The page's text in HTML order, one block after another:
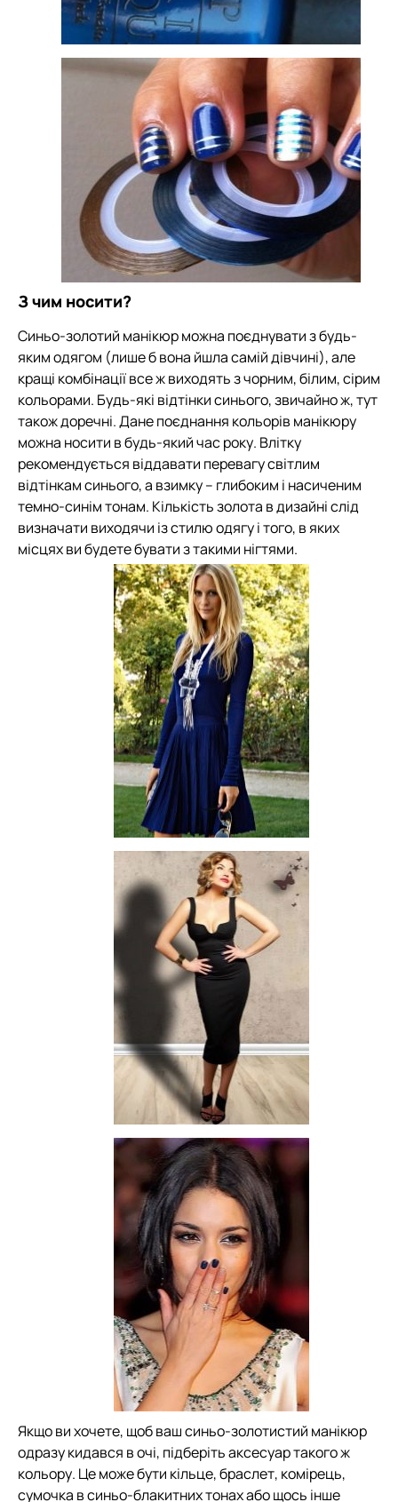
З чим носити?
Синьо-золотий манікюр можна поєднувати з будь-
яким одягом (лише б вона йшла самій дівчині), але
кращі комбінації все ж виходять з чорним, білим, сірим
кольорами. Будь-які відтінки синього, звичайно ж, тут
також доречні. Дане поєднання кольорів манікюру
можна носити в будь-який час року. Влітку
рекомендується віддавати перевагу світлим
відтінкам синього, а взимку – глибоким і насиченим
темно-синім тонам. Кількість золота в дизайні слід
визначати виходячи із стилю одягу і того, в яких
місцях ви будете бувати з такими нігтями.
Якщо ви хочете, щоб ваш синьо-золотистий манікюр
одразу кидався в очі, підберіть аксесуар такого ж
кольору. Це може бути кільце, браслет, комірець,
сумочка в синьо-блакитних тонах або щось інше